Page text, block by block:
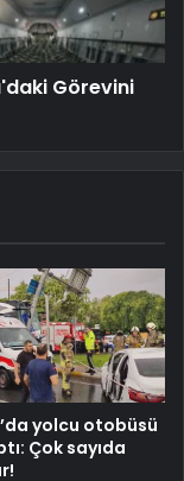
Görevini
yolcu otobüsü
Çok sayıda